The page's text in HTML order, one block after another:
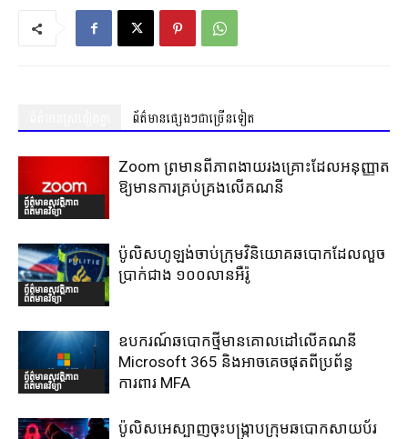
ព័ត៌មានផ្សេងៗជាច្រើនទៀត
ព័ត៌មានសុវត្ថិភាព
ព័ត៌មានវិទ្យា
Zoom ព្រមានពីភាពងាយរងគ្រោះដែលអនុញ្ញាត
ឱ្យមានការគ្រប់គ្រងលើគណនី
ព័ត៌មានសុវត្ថិភាព
ព័ត៌មានវិទ្យា
ប៉ូលិសហូឡង់ចាប់ក្រុមវិនិយោគឆបោកដែលលួច
ប្រាក់ជាង ១០០លានអឺរ៉ូ
ព័ត៌មានសុវត្ថិភាព
ព័ត៌មានវិទ្យា
ឧបករណ៍ឆបោកថ្មីមានគោលដៅលើគណនី
Microsoft 365 និងអាចគេចផុតពីប្រព័ន្ធ
ការពារ MFA
ប៉ូលិសអេស្បាញចុះបង្រ្កាបក្រុមឆបោកសាយប័រ